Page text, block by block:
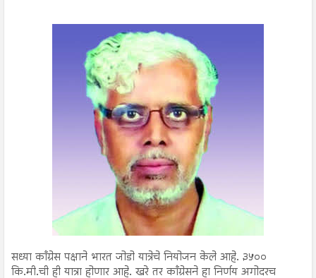
सध्या काँग्रेस पक्षाने भारत जोडो यात्रेचे नियोजन केले आहे. ३५००
कि.मी.ची ही यात्रा होणार आहे. खरे तर काँग्रेसने हा निर्णय अगोदरच